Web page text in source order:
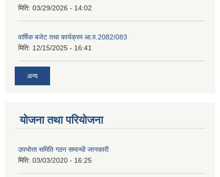
मिति: 03/29/2026 - 14:02
वार्षिक बजेट तथा कार्यक्रम आ.व.2082/083
मिति: 12/15/2025 - 16:41
अन्य
योजना तथा परियोजना
उपभाेत्ता समिति गठन सम्वन्धी जानकारी
मिति: 03/03/2020 - 16:25